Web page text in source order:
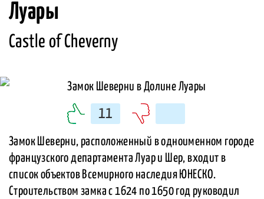
Луары
Castle of Cheverny
11
Замок Шеверни, расположенный в одноименном городе
французского департамента Луар и Шер, входит в
список объектов Всемирного наследия ЮНЕСКО.
Строительством замка с 1624 по 1650 год руководил